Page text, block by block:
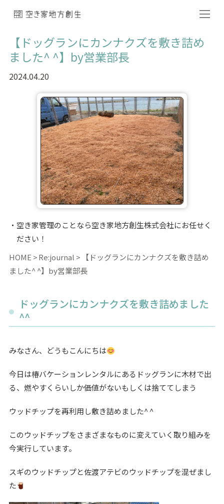
【ドッグランにカンナクズを敷き詰め
ました^ ^】by営業部長
2024.04.20
空き家管理のことなら空き家地方創生株式会社にお任せく
ださい！
HOME
Re:journal
【ドッグランにカンナクズを敷き詰め
ました^ ^】by営業部長
ドッグランにカンナクズを敷き詰めました
^^
みなさん、どうもこんにちは
今日は椿バケーションレンタルにあるドッグランに木材で出
る、燃やすくらいしか価値がないもしくは捨ててしまう
ウッドチップを再利用し敷き詰めました^ ^
このウッドチップをさまざまなものに変えていく取り組みを
今実行しています。
スギのウッドチップと佐渡アテビのウッドチップを混ぜまし
た